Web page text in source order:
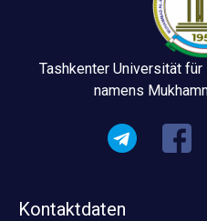
Tashkenter Universität
namens
Kontaktdaten